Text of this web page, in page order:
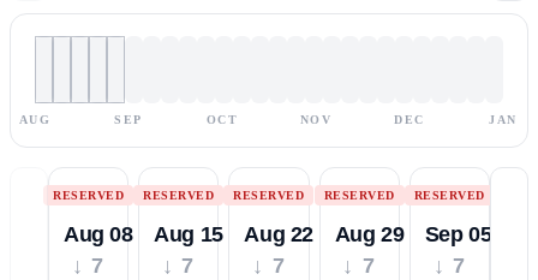
AUG SEP OCT NOV DEC JAN
RESERVED
Aug 08
↓ 7
RESERVED
Aug 15
↓ 7
RESERVED
Aug 22
↓ 7
RESERVED
Aug 29
↓ 7
RESERVED
Sep 05
↓ 7